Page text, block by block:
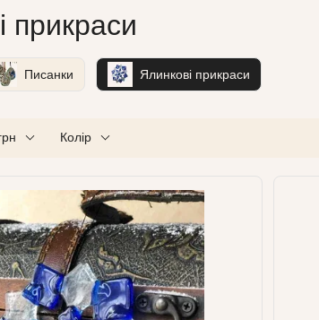
прикраси
Писанки Ялинкові прикраси
Колір